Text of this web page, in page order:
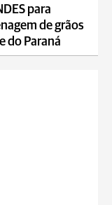
para
de grãos
do Paraná